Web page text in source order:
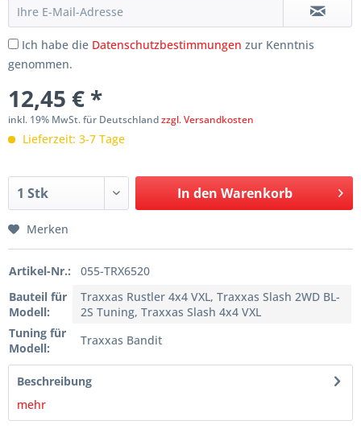
Ich habe die Datenschutzbestimmungen zur Kenntnis
genommen.
12,45 € *
inkl. 19% MwSt. für Deutschlandzzgl. Versandkosten
Lieferzeit: 3-7 Tage
In den Warenkorb
Merken
Artikel-Nr.:
055-TRX6520
Bauteil für
Modell:
Traxxas Rustler 4x4 VXL, Traxxas Slash 2WD BL-
2S Tuning, Traxxas Slash 4x4 VXL
Tuning für
Modell:
Traxxas Bandit
Beschreibung
mehr